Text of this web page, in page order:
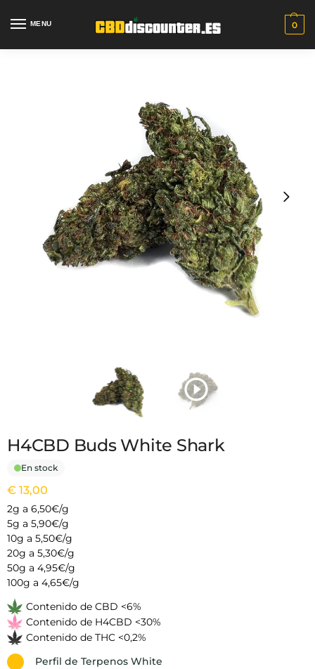
MENU 0
H4CBD Buds White Shark
En stock
€ 13,00
2g a 6,50€/g
5g a 5,90€/g
10g a 5,50€/g
20g a 5,30€/g
50g a 4,95€/g
100g a 4,65€/g
Contenido de CBD <6%
Contenido de H4CBD <30%
Contenido de THC <0,2%
Perfil de Terpenos White